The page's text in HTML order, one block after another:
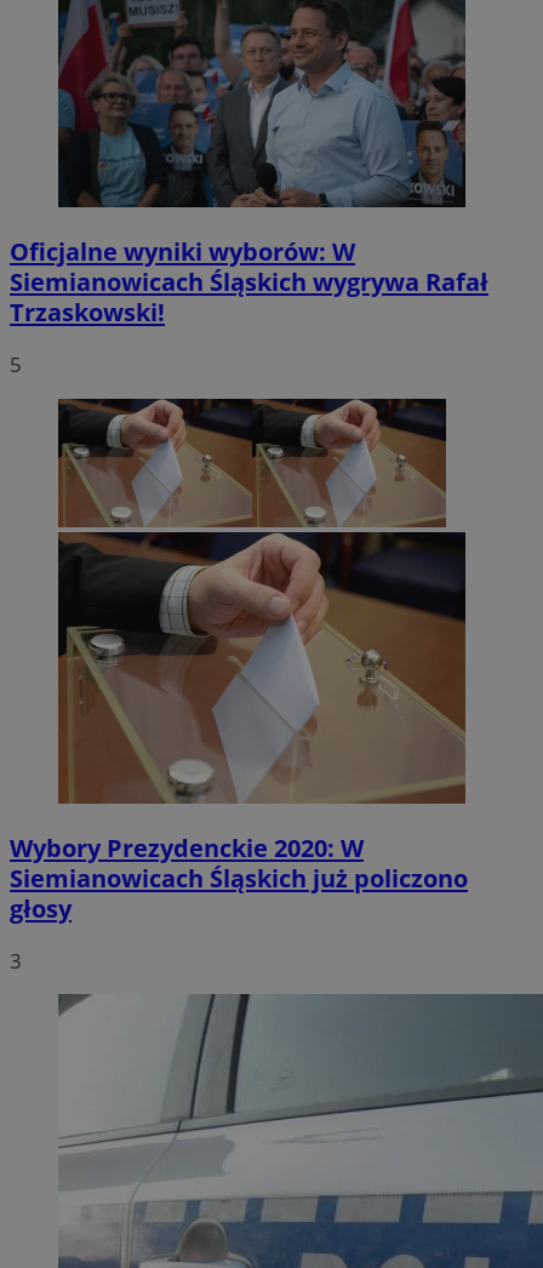
Oficjalne wyniki wyborów: W
Siemianowicach Śląskich wygrywa Rafał
Trzaskowski!
5
Wybory Prezydenckie 2020: W
Siemianowicach Śląskich już policzono
głosy
3